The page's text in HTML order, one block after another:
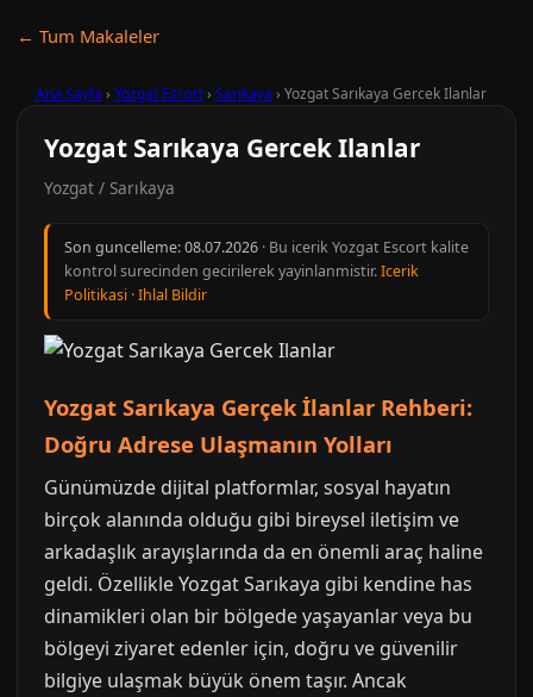
← Tum Makaleler
Ana Sayfa › Yozgat Escort› Sarıkaya › Yozgat Sarıkaya Gercek Ilanlar
Yozgat Sarıkaya Gercek Ilanlar
Yozgat / Sarıkaya
Son guncelleme:08.07.2026 · Bu icerik Yozgat Escort kalite
kontrol surecinden gecirilerek yayinlanmistir.Icerik
Politikasi ·Ihlal Bildir
Yozgat Sarıkaya Gerçek İlanlar Rehberi:
Doğru Adrese Ulaşmanın Yolları
Günümüzde dijital platformlar, sosyal hayatın
birçok alanında olduğu gibi bireysel iletişim ve
arkadaşlık arayışlarında da en önemli araç haline
geldi. Özellikle Yozgat Sarıkaya gibi kendine has
dinamikleri olan bir bölgede yaşayanlar veya bu
bölgeyi ziyaret edenler için, doğru ve güvenilir
bilgiye ulaşmak büyük önem taşır. Ancak